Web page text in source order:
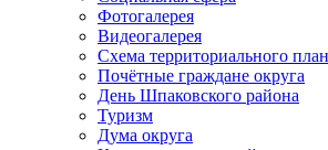
Фотогалерея
Видеогалерея
Схема территориального
Почётные граждане округа
День Шпаковского района
Туризм
Дума округа